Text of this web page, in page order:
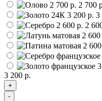
2 700
3
2
3 200 р.
+
-